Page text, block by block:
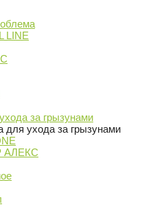
LINE
за грызунами
для ухода за грызунами
АЛЕКС